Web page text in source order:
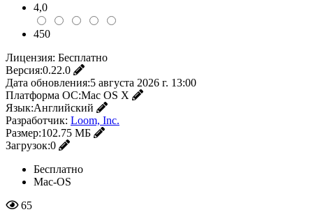
4,0
450
Лицензия: Бесплатно
Версия:0.22.0
Дата обновления:5 августа 2026 г. 13:00
Платформа ОС:Mac OS X
Язык:Английский
Разработчик: Loom, Inc.
Размер:102.75 МБ
Загрузок:0
Бесплатно
Mac-OS
65